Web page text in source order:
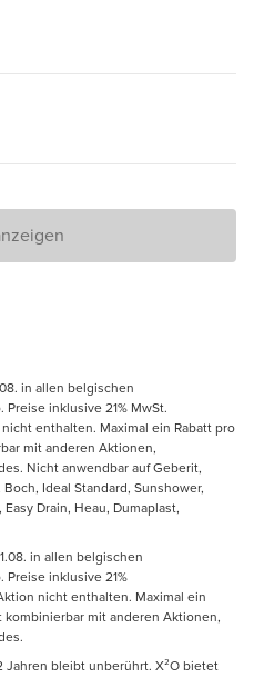
in allen belgischen
inklusive 21% MwSt.
enthalten. Maximal ein Rabatt pro
mit anderen Aktionen,
Nicht anwendbar auf Geberit,
Ideal Standard, Sunshower,
Drain, Heau, Dumaplast,
in allen belgischen
inklusive 21%
nicht enthalten. Maximal ein
mit anderen Aktionen,
bleibt unberührt. X²O bietet